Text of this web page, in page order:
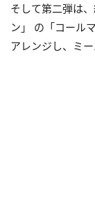
そして第二弾は
ン」 の「コール
アレンジし、ミ